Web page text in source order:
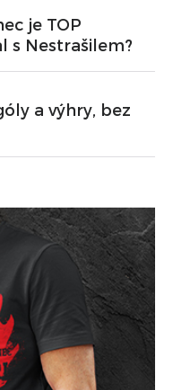
je TOP
s Nestrašilem?
a výhry, bez